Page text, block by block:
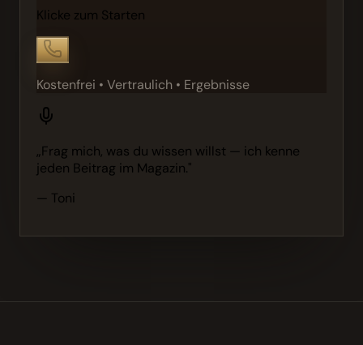
Klicke zum Starten
Kostenfrei • Vertraulich • Ergebnisse
„Frag mich, was du wissen willst — ich kenne
jeden Beitrag im Magazin."
— Toni